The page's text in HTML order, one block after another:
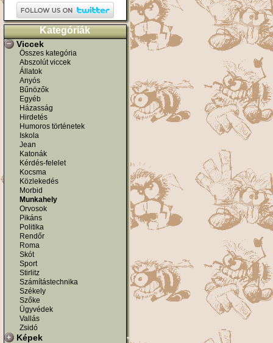
Kategóriák
Viccek
Összes kategória
Abszolút viccek
Állatok
Anyós
Bűnözők
Egyéb
Házasság
Hirdetés
Humoros történetek
Iskola
Jean
Katonák
Kérdés-felelet
Kocsma
Közlekedés
Morbid
Munkahely
Orvosok
Pikáns
Politika
Rendőr
Roma
Skót
Sport
Stirlitz
Számítástechnika
Székely
Szőke
Ügyvédek
Vallás
Zsidó
Képek